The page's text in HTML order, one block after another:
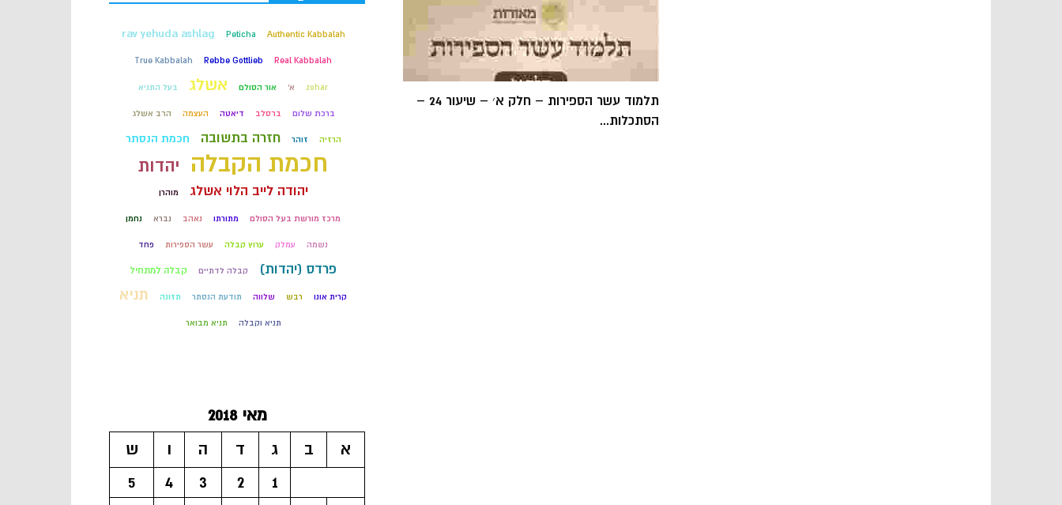
תלמוד עשר הספירות – חלק א׳ – שיעור 24 –
הסתכלות...
Authentic Kabbalah
Peticha
rav yehuda ashlag
Real Kabbalah
Rebbe Gottlieb
True Kabbalah
zohar א' אור הסולם אשלג בעל התניא
ברכת שלום ברסלב דיאטה העצמה הרב אשלג
הרזיה זוהר חזרה בתשובה חכמת הנסתר
חכמת הקבלה יהדות
יהודה לייב הלוי אשלג מוהרן
מרכז מורשת בעל הסולם מתורתו נאהב נברא נחמן
נשמה עמלק ערוץ קבלה עשר הספירות פחד
פרדס (יהדות) קבלה לדתיים קבלה למתחיל
קרית אונו רבש שלווה תודעת הנסתר תזונה תניא
תניא וקבלה תניא מבואר
מאי 2018
א
ב ג ד ה ו
ש
1
2
3
4
5